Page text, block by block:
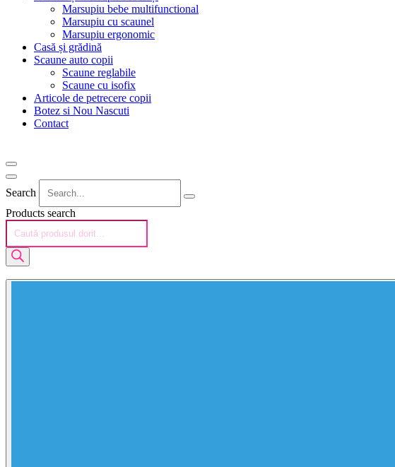
Marsupiu bebe multifunctional
Marsupiu cu scaunel
Marsupiu ergonomic
Casă și grădină
Scaune auto copii
Scaune reglabile
Scaune cu isofix
Articole de petrecere copii
Botez si Nou Nascuti
Contact
Search
Products search